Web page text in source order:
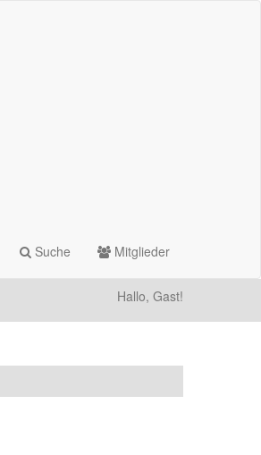
Suche Mitglieder
Hallo, Gast!